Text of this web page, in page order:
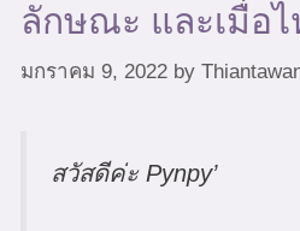
ลักษณะ และเมื่อไ
มกราคม 9, 2022 by
สวัสดีค่ะ Pynpy’